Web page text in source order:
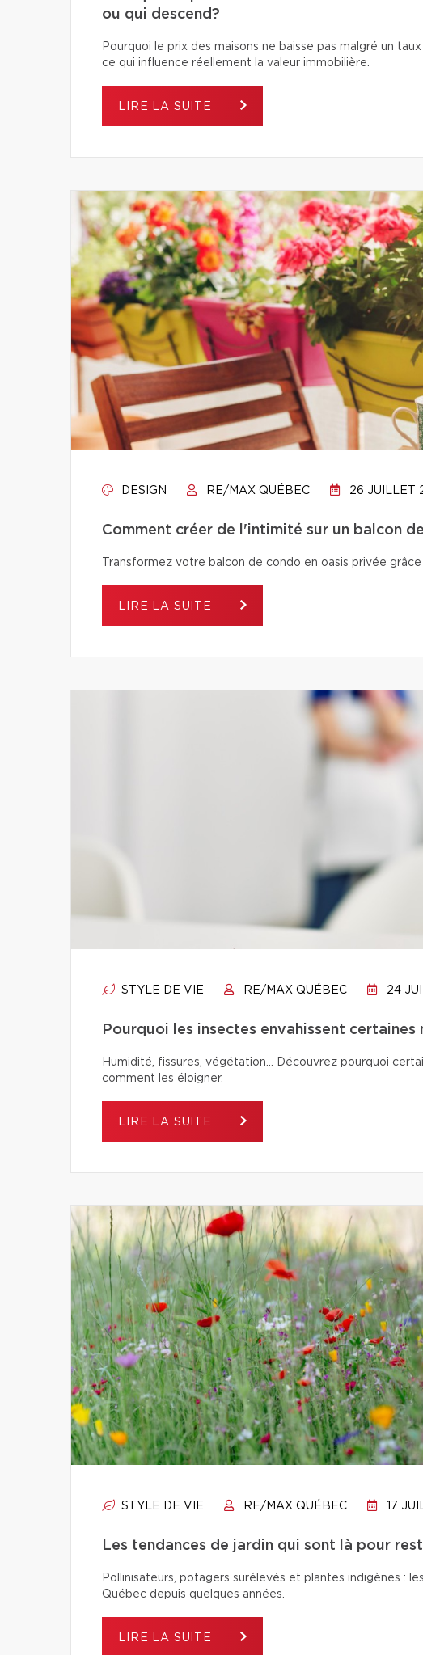
ou qui descend?
Pourquoi le prix des maisons ne baisse pas malgré un
ce qui influence réellement la valeur immobilière.
LIRE LA SUITE
DESIGN RE/MAX QUÉBEC 26 JUILLET
Comment créer de l'intimité sur un balcon
Transformez votre balcon de condo en oasis privée
LIRE LA SUITE
STYLE DE VIE RE/MAX QUÉBEC 24
Pourquoi les insectes envahissent
Humidité, fissures, végétation… Découvrez pourquoi
comment les éloigner.
LIRE LA SUITE
STYLE DE VIE RE/MAX QUÉBEC 17
Les tendances de jardin qui sont là pour
Pollinisateurs, potagers surélevés et plantes indigènes :
Québec depuis quelques années.
LIRE LA SUITE